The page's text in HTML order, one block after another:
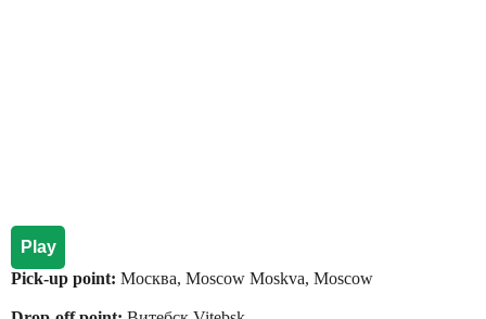
Play
Pick-up point: Москва, Moscow Moskva, Moscow